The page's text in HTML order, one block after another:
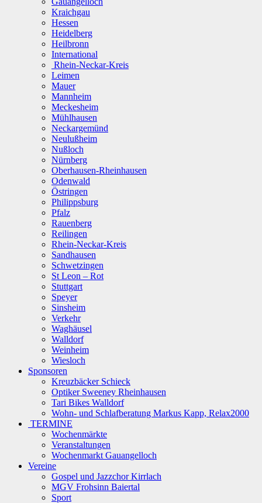
Kraichgau
Hessen
Heidelberg
Heilbronn
International
Rhein-Neckar-Kreis
Leimen
Mauer
Mannheim
Meckesheim
Mühlhausen
Neckargemünd
Neulußheim
Nußloch
Nürnberg
Oberhausen-Rheinhausen
Odenwald
Östringen
Philippsburg
Pfalz
Rauenberg
Reilingen
Rhein-Neckar-Kreis
Sandhausen
Schwetzingen
St Leon – Rot
Stuttgart
Speyer
Sinsheim
Verkehr
Waghäusel
Walldorf
Weinheim
Wiesloch
Sponsoren
Kreuzbäcker Schieck
Optiker Sweeney Rheinhausen
Tari Bikes Walldorf
Wohn- und Schlafberatung Markus Kapp, Relax2000
TERMINE
Wochenmärkte
Veranstaltungen
Wochenmarkt Gauangelloch
Vereine
Gospel und Jazzchor Kirrlach
MGV Frohsinn Baiertal
Sport